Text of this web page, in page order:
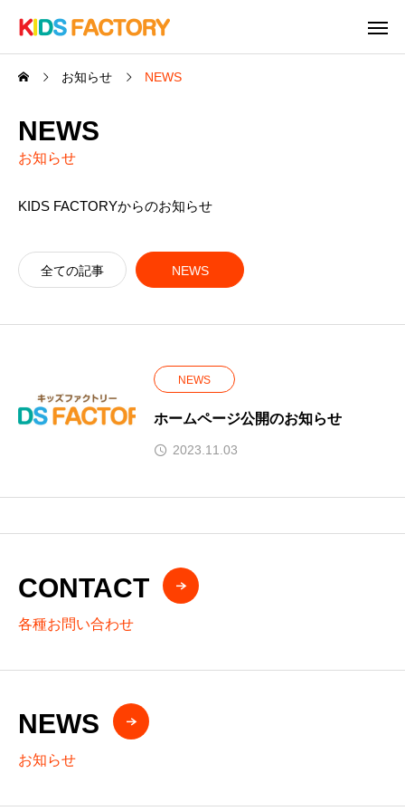
お知らせ NEWS
NEWS
お知らせ
KIDS FACTORYからのお知らせ
全ての記事 NEWS
NEWS
ホームページ公開のお知らせ
2023.11.03
CONTACT
各種お問い合わせ
NEWS
お知らせ